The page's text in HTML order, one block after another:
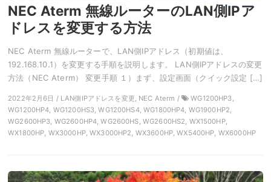
NEC Aterm 無線ルーターのLAN側IPア
ドレスを変更する方法
NEC Aterm 無線ルーターで、LAN側IPアドレス（初期値は、
192.168.10.1）を変更する手順を説明します。 LAN側IPアドレスの変更
方法（NEC Aterm） 変更手順 １）まず、設定画面（クイック設定 […]
2022年2月6日 / LAN側IPアドレスを変更, NEC Aterm /
WG1200HP3,
WG1200HP4, WG1200HS3, WG1200HS4, WG1800HP4, WG1900HP2,
WG2600HP3, WG2600HP4, WG2600HS, WG2600HS2, WX1500HP,
WX1800HP, WX3000HP, WX3000HP2, WX3600HP, WX5400HP, WX6000HP